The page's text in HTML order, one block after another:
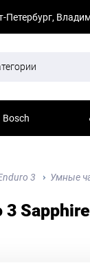
Петербург,
Bosch
3 Умные